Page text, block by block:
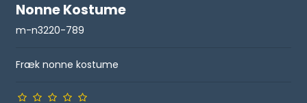
Nonne Kostume
m-n3220-789
Fræk nonne kostume